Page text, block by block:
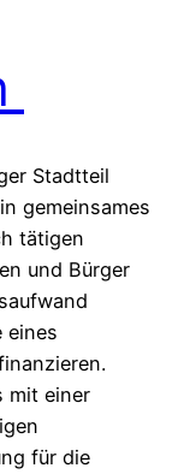
Stadtteil
gemeinsames
tätigen
und Bürger
eines
mit einer
für die